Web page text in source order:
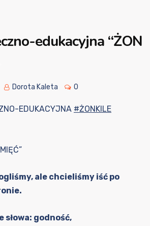
edukacyjna “ŻON
Dorota Kaleta 0
EDUKACYJNA #ŻONKILE
ale chcieliśmy iść po
słowa: godność,